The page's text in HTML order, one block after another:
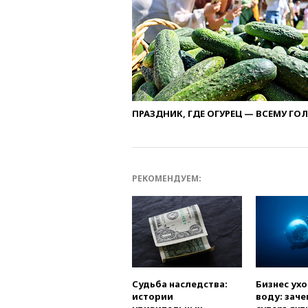
ПРАЗДНИК, ГДЕ ОГУРЕЦ — ВСЕМУ
РЕКОМЕНДУЕМ:
Судьба наследства:
истории
Бизнес
воду: